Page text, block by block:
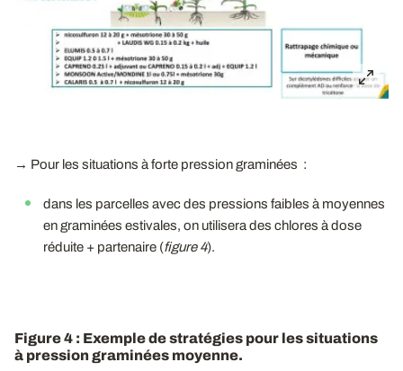
→ Pour les situations à forte pression graminées :
dans les parcelles avec des pressions faibles à moyennes
en graminées estivales, on utilisera des chlores à dose
réduite + partenaire (figure 4).
Figure 4 : Exemple de stratégies pour les situations
à pression graminées moyenne.